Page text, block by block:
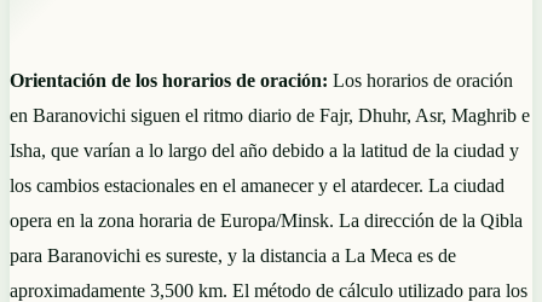
Orientación de los horarios de oración: Los horarios de oración
en Baranovichi siguen el ritmo diario de Fajr, Dhuhr, Asr, Maghrib e
Isha, que varían a lo largo del año debido a la latitud de la ciudad y
los cambios estacionales en el amanecer y el atardecer. La ciudad
opera en la zona horaria de Europa/Minsk. La dirección de la Qibla
para Baranovichi es sureste, y la distancia a La Meca es de
aproximadamente 3,500 km. El método de cálculo utilizado para los